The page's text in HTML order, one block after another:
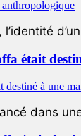
était
dans